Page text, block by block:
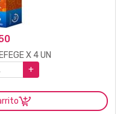
X 4 UN
+